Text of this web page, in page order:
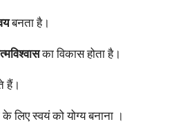
बनता है।
का विकास होता है।
हैं।
के लिए स्वयं को योग्य बनाना ।